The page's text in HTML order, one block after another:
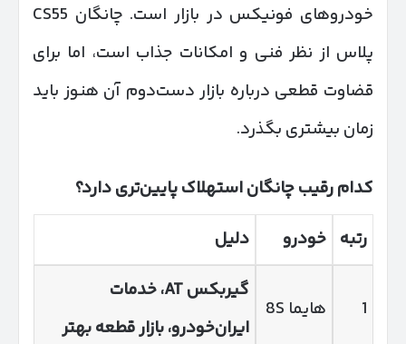
خودروهای فونیکس در بازار است. چانگان CS55
پلاس از نظر فنی و امکانات جذاب است، اما برای
قضاوت قطعی درباره بازار دست‌دوم آن هنوز باید
زمان بیشتری بگذرد.
کدام رقیب چانگان استهلاک پایین‌تری دارد؟
رتبه خودرو دلیل
1 هایما 8S
گیربکسAT
، خدمات
ایران‌خودرو، بازار قطعه بهتر